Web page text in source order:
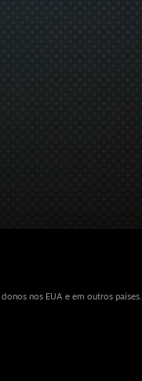
nos EUA e em outros países.